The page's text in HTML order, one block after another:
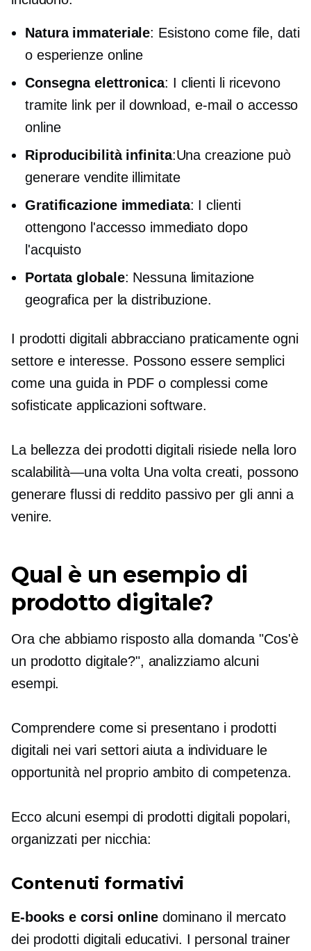
Natura immateriale: Esistono come file, dati
o esperienze online
Consegna elettronica: I clienti li ricevono
tramite link per il download, e-mail o accesso
online
Riproducibilità infinita:Una creazione può
generare vendite illimitate
Gratificazione immediata: I clienti
ottengono l'accesso immediato dopo
l'acquisto
Portata globale: Nessuna limitazione
geografica per la distribuzione.
I prodotti digitali abbracciano praticamente ogni
settore e interesse. Possono essere semplici
come una guida in PDF o complessi come
sofisticate applicazioni software.
La bellezza dei prodotti digitali risiede nella loro
scalabilità—una voltaUna volta creati, possono
generare flussi di reddito passivo per gli anni a
venire.
Qual è un esempio di
prodotto digitale?
Ora che abbiamo risposto alla domanda "Cos'è
un prodotto digitale?", analizziamo alcuni
esempi.
Comprendere come si presentano i prodotti
digitali nei vari settori aiuta a individuare le
opportunità nel proprio ambito di competenza.
Ecco alcuni esempi di prodotti digitali popolari,
organizzati per nicchia:
Contenuti formativi
E-books e corsi onlinedominano il mercato
dei prodotti digitali educativi. I personal trainer